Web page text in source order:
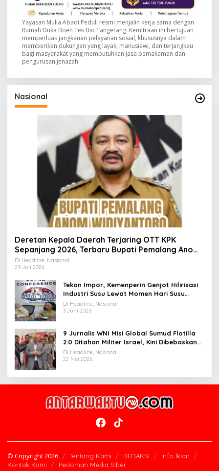
Yayasan Mulia Abadi Peduli resmi menjalin kerja sama dengan
Rumah Duka Boen Tek Bio Tangerang. Kemitraan ini bertujuan
memperluas jangkauan pelayanan sosial, khususnya dalam
memberikan dukungan yang layak, manusiawi, dan terjangkau
bagi masyarakat yang membutuhkan jasa pemakaman dan
pengurusan jenazah.
Nasional
Deretan Kepala Daerah Terjaring OTT KPK
Sepanjang 2026, Terbaru Bupati Pemalang Anom
Widiyantoro
Di Headline, Nasional
29 Juli 2026
Tekan Impor, Kemenperin Genjot Hilirisasi
Industri Susu Lewat Momen Hari Susu
Nusantara 2026
Di Headline, Nasional
3 Juni 2026
9 Jurnalis WNI Misi Global Sumud Flotilla
2.0 Ditahan Militer Israel, Kini Dibebaskan
dan Dievakuasi ke Istanbul
Di Headline, Nasional
22 Mei 2026
© Copyright 2026 Tentang Kami REDAKSI
Info Iklan
Kontak Kami
Pedoman Media Siber